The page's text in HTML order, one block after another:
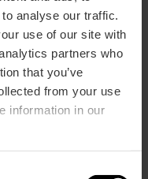
analyse our traffic.
use of our site with
partners who
that you’ve
from your use
information in our